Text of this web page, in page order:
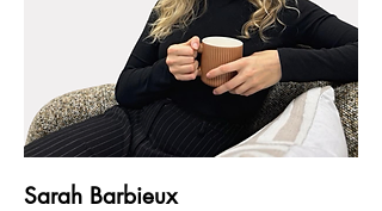
Sarah Barbieux